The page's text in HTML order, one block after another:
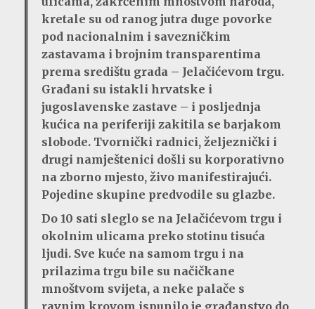
kretale su od ranog jutra duge povorke
pod nacionalnim i savezničkim
zastavama i brojnim transparentima
prema središtu grada – Jelačićevom trgu.
Građani su istakli hrvatske i
jugoslavenske zastave – i posljednja
kućica na periferiji zakitila se barjakom
slobode. Tvornički radnici, željeznički i
drugi namještenici došli su korporativno
na zborno mjesto, živo manifestirajući.
Pojedine skupine predvodile su glazbe.
Do 10 sati sleglo se na Jelačićevom trgu i
okolnim ulicama preko stotinu tisuća
ljudi. Sve kuće na samom trgu i na
prilazima trgu bile su načičkane
mnoštvom svijeta, a neke palače s